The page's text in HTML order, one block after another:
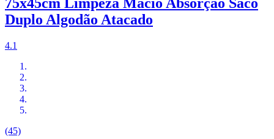
75x45cm Limpeza Macio Absorção Saco
Duplo Algodão Atacado
4.1
(45)